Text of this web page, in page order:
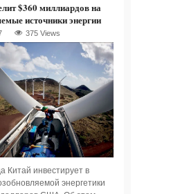
$360 миллиардов на
источники энергии
375 Views
Китай инвестирует в
энергетики